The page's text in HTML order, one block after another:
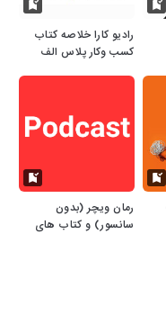
رادیو کارا خلاصه کتاب
کسب وکار پلاس الف
رمان ویچر (بدون
سانسور) و کتاب های